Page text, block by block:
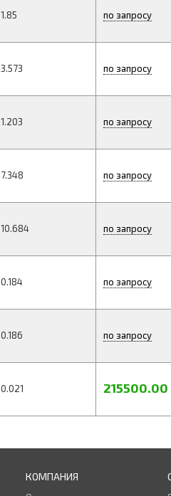
1.85 по запросу
3.573 по запросу
1.203 по запросу
7.348 по запросу
10.684 по запросу
0.184 по запросу
0.186 по запросу
0.021 215500.00
КОМПАНИЯ